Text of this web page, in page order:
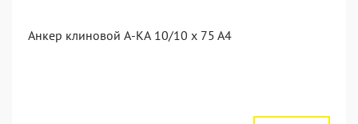
Анкер клиновой А-КА 10/10 x 75 A4